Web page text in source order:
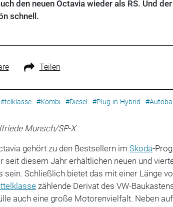
den neuen Octavia wieder als RS. Und
schnell.
Teilen
#Kombi #Diesel #Plug-in-Hybrid
Munsch/SP-X
gehört zu den Bestsellern imSkoda-
seit diesem Jahr erhältlichen neuen und
sein. Schließlich bietet das mit einer Länge
zählende Derivat des VW-
auch eine große Motorenvielfalt. Neben